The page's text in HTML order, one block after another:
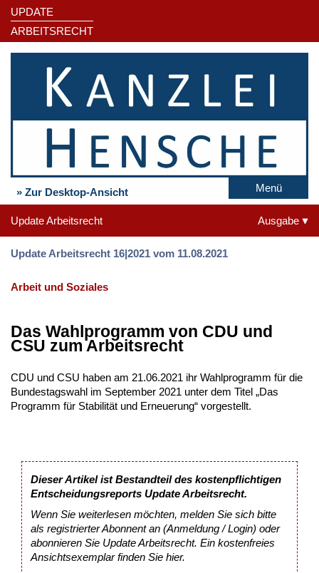
UPDATE
ARBEITSRECHT
» Zur Desktop-Ansicht Menü
Update Arbeitsrecht Ausgabe
Update Arbeitsrecht 16|2021 vom 11.08.2021
Arbeit und Soziales
Das Wahlprogramm von CDU und
CSU zum Arbeitsrecht
CDU und CSU haben am 21.06.2021 ihr Wahlprogramm für die
Bundestagswahl im September 2021 unter dem Titel „Das
Programm für Stabilität und Erneuerung“ vorgestellt.
Dieser Artikel ist Bestandteil des kostenpflichtigen
Entscheidungsreports Update Arbeitsrecht.
Wenn Sie weiterlesen möchten, melden Sie sich bitte
als registrierter Abonnent an (Anmeldung / Login) oder
abonnieren Sie Update Arbeitsrecht. Ein kostenfreies
Ansichtsexemplar finden Sie hier.